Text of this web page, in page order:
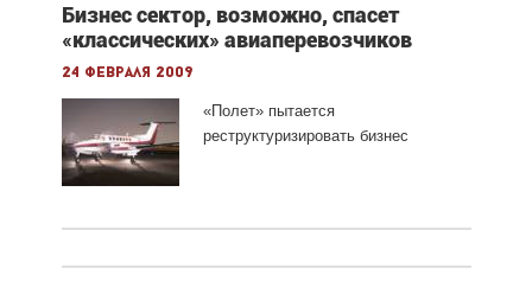
Бизнес сектор, возможно, спасет
«классических» авиаперевозчиков
24 февраля 2009
«Полет» пытается
реструктуризировать бизнес